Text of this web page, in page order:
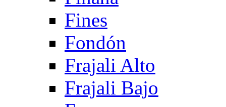
Fines
Fondón
Frajali Alto
Frajali Bajo